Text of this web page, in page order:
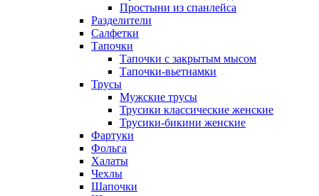
Простыни из спанлейса
Разделители
Салфетки
Тапочки
Тапочки с закрытым мысом
Тапочки-вьетнамки
Трусы
Мужские трусы
Трусики классические женские
Трусики-бикини женские
Фартуки
Фольга
Халаты
Чехлы
Шапочки